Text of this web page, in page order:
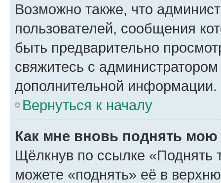
Возможно также, что
пользователей, сообщения
быть предварительно
свяжитесь с
дополнительной информации.
Вернуться к началу
Как мне вновь поднять мою
Щёлкнув по ссылке «Поднять
можете «поднять» её в